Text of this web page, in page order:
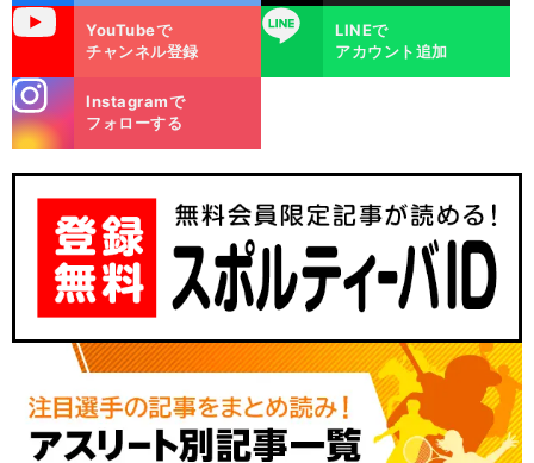
YouTubeで
チャンネル登録
LINE
LINEで
アカウント追加
m
Instagramで
フォローする